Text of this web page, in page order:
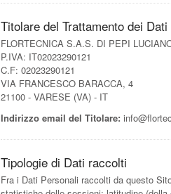
Titolare del Trattamento dei Dati
FLORTECNICA S.A.S. DI PEPI
P.IVA: IT02023290121
C.F: 02023290121
VIA FRANCESCO BARACCA, 4
21100 - VARESE (VA) - IT
Indirizzo email del Titolare:
Tipologie di Dati raccolti
Fra i Dati Personali raccolti da questo